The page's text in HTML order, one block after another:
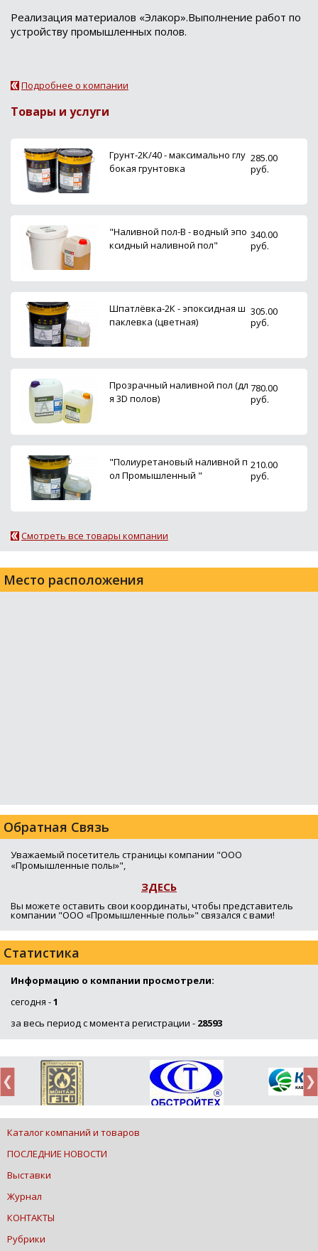
Реализация материалов «Элакор».Выполнение работ по
устройству промышленных полов.
Подробнее о компании
Товары и услуги
Грунт-2К/40 - максимально глу
бокая грунтовка
285.00
руб.
"Наливной пол-В - водный эпо
ксидный наливной пол"
340.00
руб.
Шпатлёвка-2К - эпоксидная ш
паклевка (цветная)
305.00
руб.
Прозрачный наливной пол (дл
я 3D полов)
780.00
руб.
"Полиуретановый наливной п
ол Промышленный "
210.00
руб.
Смотреть все товары компании
Место расположения
Обратная Связь
Уважаемый посетитель страницы компании "ООО
«Промышленные полы»",
ЗДЕСЬ
Вы можете оставить свои координаты, чтобы представитель
компании "ООО «Промышленные полы»" связался с вами!
Статистика
Информацию о компании просмотрели:
сегодня -1
за весь период с момента регистрации - 28593
Каталог компаний и товаров
ПОСЛЕДНИЕ НОВОСТИ
Выставки
Журнал
КОНТАКТЫ
Рубрики